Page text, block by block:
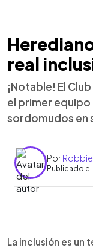
real
¡Notable! El
el primer
sordomudos en
Por
Publicado el
La inclusión es un